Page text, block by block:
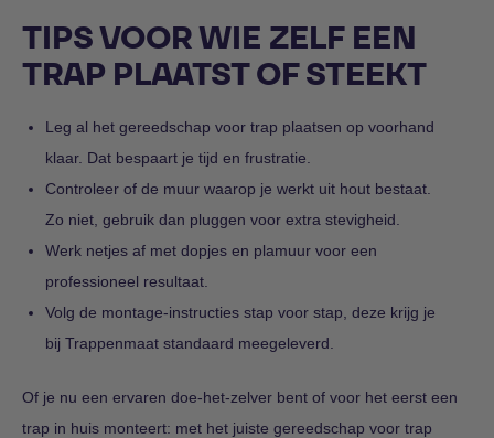
TIPS VOOR WIE ZELF EEN
TRAP PLAATST OF STEEKT
Leg al het gereedschap voor trap plaatsen op voorhand
klaar. Dat bespaart je tijd en frustratie.
Controleer of de muur waarop je werkt uit hout bestaat.
Zo niet, gebruik dan pluggen voor extra stevigheid.
Werk netjes af met dopjes en plamuur voor een
professioneel resultaat.
Volg de montage-instructies stap voor stap, deze krijg je
bij Trappenmaat standaard meegeleverd.
Of je nu een ervaren doe-het-zelver bent of voor het eerst een
trap in huis monteert: met het juiste gereedschap voor trap